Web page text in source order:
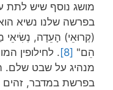
מושג נוסף שיש לתת
בפרשה שלנו נשיא
(קְרוּאֵי) הָעֵדָה,
הֵם" [8]
. לחילופין
מנהיג על שבט שלם.
בפרשת במדבר, זהים